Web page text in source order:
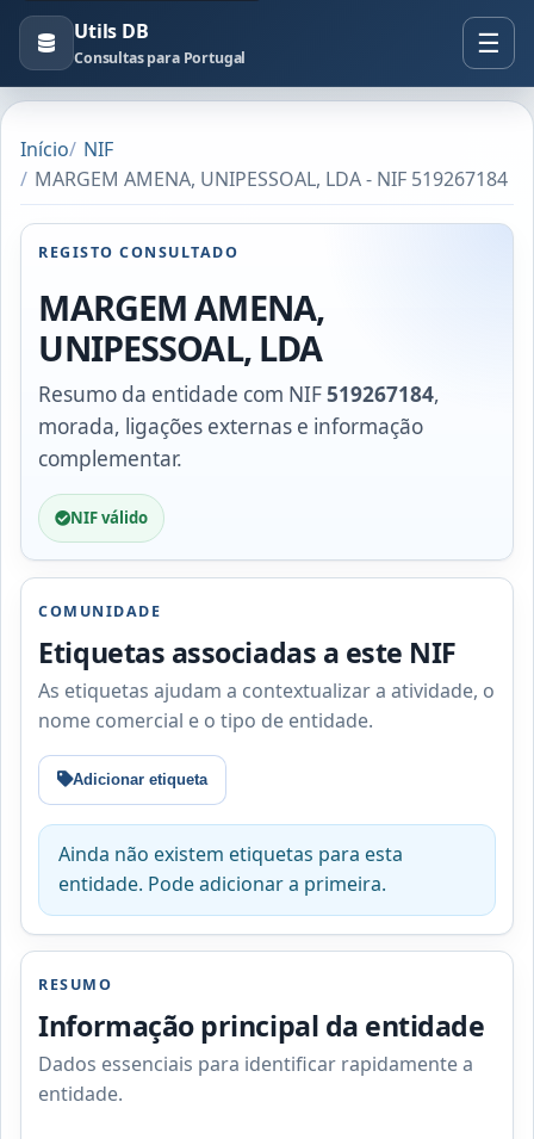
Utils DB
Consultas para Portugal
Início
NIF
MARGEM AMENA, UNIPESSOAL, LDA - NIF 519267184
REGISTO CONSULTADO
MARGEM AMENA,
UNIPESSOAL, LDA
Resumo da entidade com NIF519267184,
morada, ligações externas e informação
complementar.
NIF válido
COMUNIDADE
Etiquetas associadas a este NIF
As etiquetas ajudam a contextualizar a atividade, o
nome comercial e o tipo de entidade.
Adicionar etiqueta
Ainda não existem etiquetas para esta
entidade. Pode adicionar a primeira.
RESUMO
Informação principal da entidade
Dados essenciais para identificar rapidamente a
entidade.